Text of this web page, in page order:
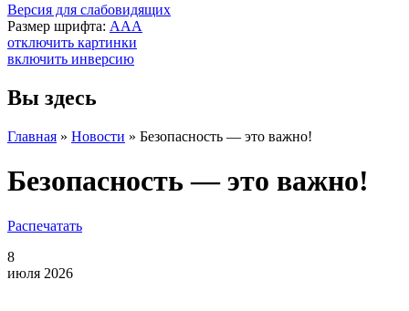
Версия для слабовидящих
Размер шрифта: AAA
отключить картинки
включить инверсию
Вы здесь
Главная » Новости » Безопасность — это важно!
Безопасность — это важно!
Распечатать
8
июля 2026